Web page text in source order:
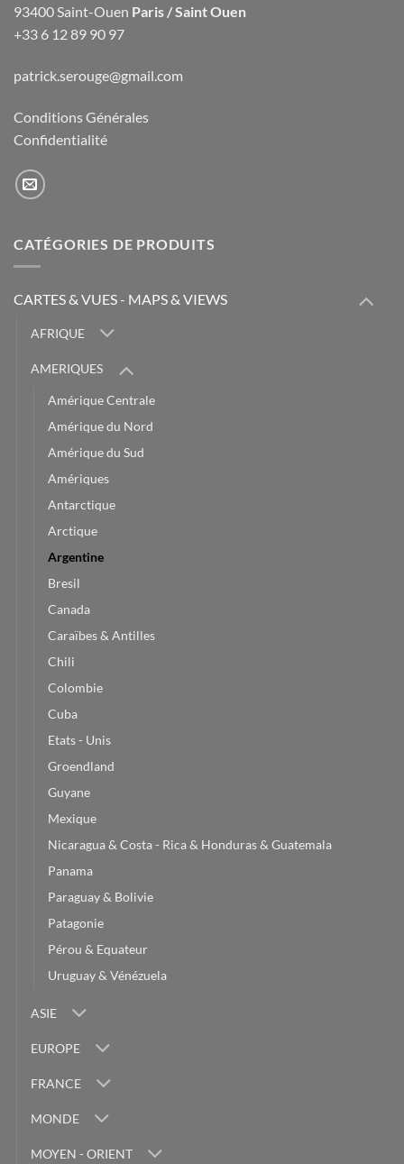
93400 Saint-Ouen Paris / Saint Ouen
+33 6 12 89 90 97
patrick.serouge@gmail.com
Conditions Générales
Confidentialité
CATÉGORIES DE PRODUITS
CARTES & VUES - MAPS & VIEWS
AFRIQUE
AMERIQUES
Amérique Centrale
Amérique du Nord
Amérique du Sud
Amériques
Antarctique
Arctique
Argentine
Bresil
Canada
Caraïbes & Antilles
Chili
Colombie
Cuba
Etats - Unis
Groendland
Guyane
Mexique
Nicaragua & Costa - Rica & Honduras & Guatemala
Panama
Paraguay & Bolivie
Patagonie
Pérou & Equateur
Uruguay & Vénézuela
ASIE
EUROPE
FRANCE
MONDE
MOYEN - ORIENT